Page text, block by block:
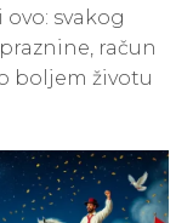
svakog
račun
boljem životu